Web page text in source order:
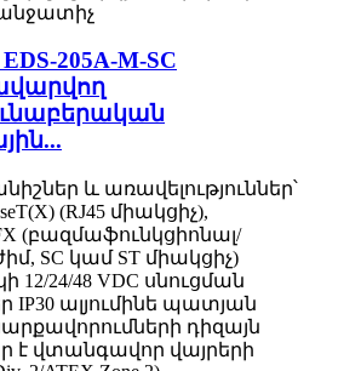
205A-M-SC
և առավելություններ՝
(RJ45 միակցիչ),
(բազմաֆունկցիոնալ/
SC կամ ST միակցիչ)
12/24/48 VDC սնուցման
IP30 ալյումինե պատյան
դիզայն
է վտանգավոր վայրերի